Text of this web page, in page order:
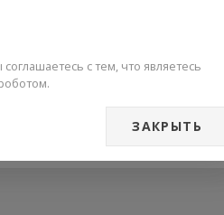
с тем, что являетесь
ЗАКРЫТЬ